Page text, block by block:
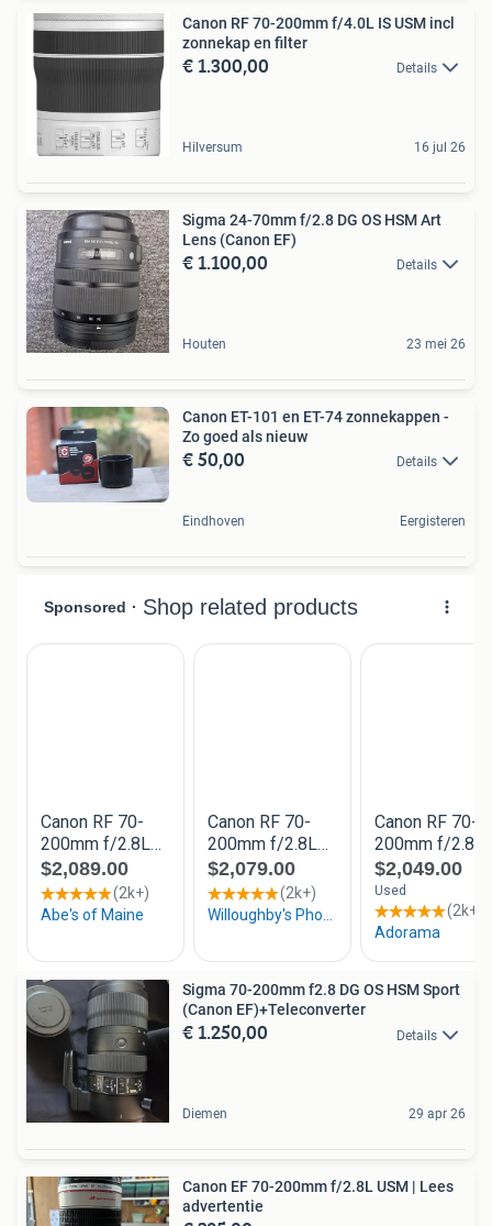
Canon RF 70-200mm f/4.0L IS USM incl
zonnekap en filter
€ 1.300,00 Details
Hilversum 16 jul 26
Sigma 24-70mm f/2.8 DG OS HSM Art
Lens (Canon EF)
€ 1.100,00 Details
Houten 23 mei 26
Canon ET-101 en ET-74 zonnekappen -
Zo goed als nieuw
€ 50,00 Details
Eindhoven Eergisteren
Sigma 70-200mm f2.8 DG OS HSM Sport
(Canon EF)+Teleconverter
€ 1.250,00 Details
Diemen 29 apr 26
Canon EF 70-200mm f/2.8L USM | Lees
advertentie